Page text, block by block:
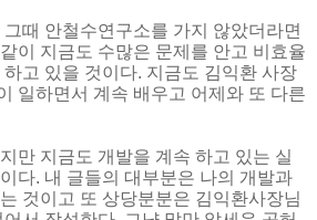
때 안철수연구소를 가지 않았더라면
이 지금도 수많은 문제를 안고 비효율
고 있을 것이다. 지금도 김익환 사장
일하면서 계속 배우고 어제와 또 다른
만 지금도 개발을 계속 하고 있는 실
다. 내 글들의 대부분은 나의 개발과
것이고 또 상당분분은 김익환사장님